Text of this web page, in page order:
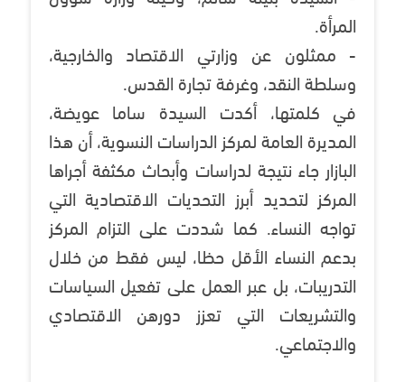
المرأة.
- ممثلون عن وزارتي الاقتصاد والخارجية،
وسلطة النقد، وغرفة تجارة القدس.
في كلمتها، أكدت السيدة ساما عويضة،
المديرة العامة لمركز الدراسات النسوية، أن هذا
البازار جاء نتيجة لدراسات وأبحاث مكثفة أجراها
المركز لتحديد أبرز التحديات الاقتصادية التي
تواجه النساء. كما شددت على التزام المركز
بدعم النساء الأقل حظا، ليس فقط من خلال
التدريبات، بل عبر العمل على تفعيل السياسات
والتشريعات التي تعزز دورهن الاقتصادي
والاجتماعي.